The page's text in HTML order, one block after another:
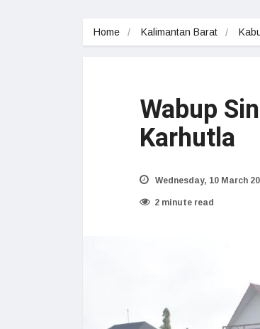
Home Kalimantan Barat
Wabup
Karhutla
Wednesday, 10 March
2 minute read